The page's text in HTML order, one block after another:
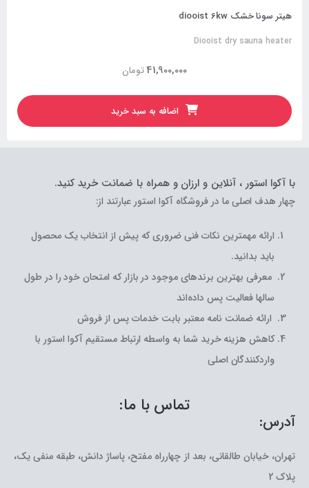
هیتر سونا خشک diooist 6kw
Diooist dry sauna heater
تومان41,900,000
اضافه به سبد خرید
با آکوا استور ، آنلاین و ارزان و همراه با ضمانت خرید کنید.
چهار هدف اصلی ما در فروشگاه آکوا استور عبارتند از:
ارائه مهمترین نکات فنی ضروری که پیش از انتخاب یک محصول
باید بدانید.
معرفی بهترین برندهای موجود در بازار که امتحان خود را در طول
سالها فعالیت پس داده‌اند
ارائه ضمانت نامه معتبر بابت خدمات پس از فروش
کاهش هزینه خرید شما به واسطه ارتباط مستقیم آکوا استور با
واردکنندگان اصلی
تماس با ما:
آدرس:
تهران، خیابان طالقانی، بعد از چهارراه مفتح، پاساژ دانش، طبقه منفی یک،
پلاک 2